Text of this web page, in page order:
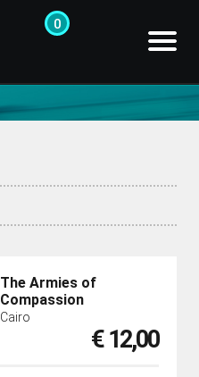
0
The Armies of
Compassion
Cairo
€ 12,00